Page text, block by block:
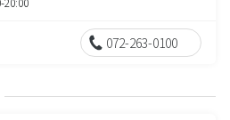
072-263-0100